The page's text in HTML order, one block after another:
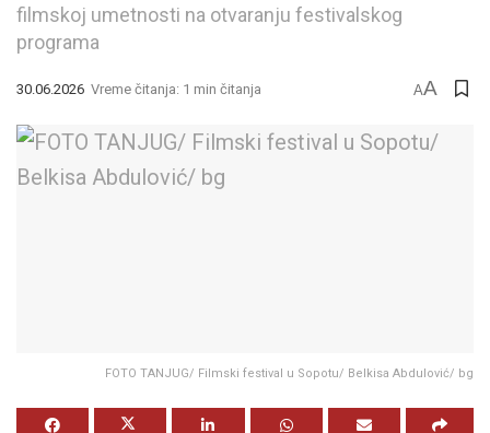
filmskoj umetnosti na otvaranju festivalskog
programa
30.06.2026 Vreme čitanja: 1 min čitanja AA
FOTO TANJUG/ Filmski festival u Sopotu/ Belkisa Abdulović/ bg